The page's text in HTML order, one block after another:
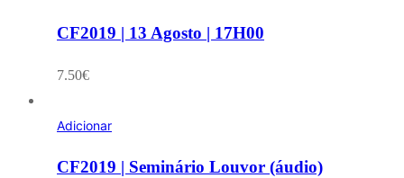
CF2019 | 13 Agosto | 17H00
7.50€
Adicionar
CF2019 | Seminário Louvor (áudio)